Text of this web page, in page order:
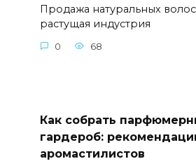
Продажа натуральных волос
растущая индустрия
0 68
Как собрать
гардероб:
аромастилистов